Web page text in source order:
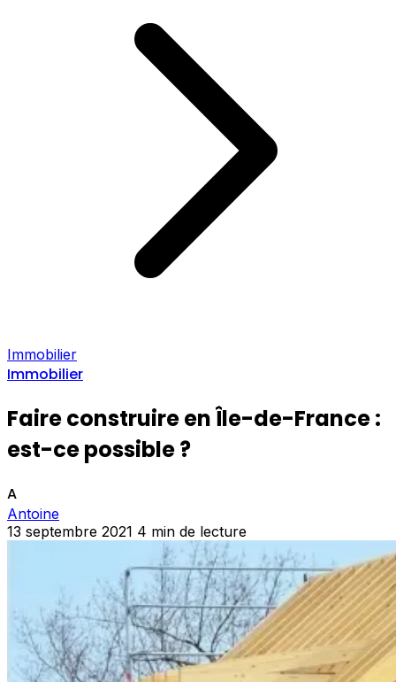
Immobilier
Immobilier
Faire construire en Île-de-France :
est-ce possible ?
A
Antoine
13 septembre 2021 4 min de lecture